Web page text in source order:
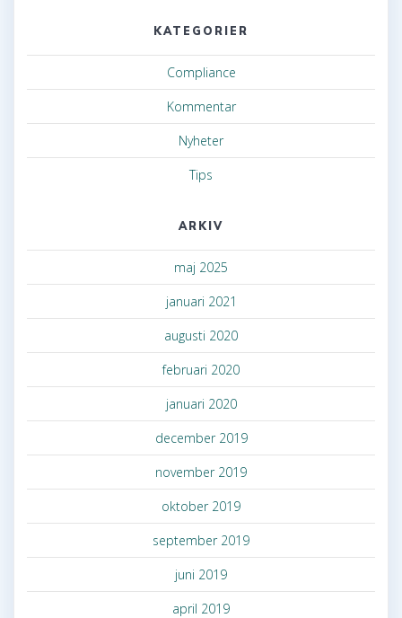
KATEGORIER
Compliance
Kommentar
Nyheter
Tips
ARKIV
maj 2025
januari 2021
augusti 2020
februari 2020
januari 2020
december 2019
november 2019
oktober 2019
september 2019
juni 2019
april 2019